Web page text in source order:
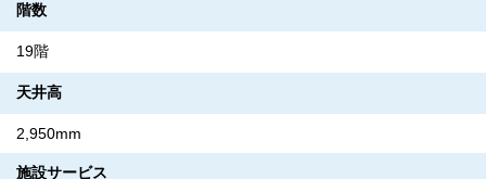
階数
19階
天井高
2,950mm
施設サービス